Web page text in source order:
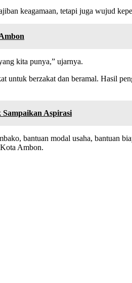
keagamaan, tetapi juga wujud
kita punya,” ujarnya.
untuk berzakat dan beramal. Hasil
Aspirasi
bantuan modal usaha, bantuan
Ambon.